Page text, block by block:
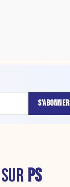
S'ABONNER
PS